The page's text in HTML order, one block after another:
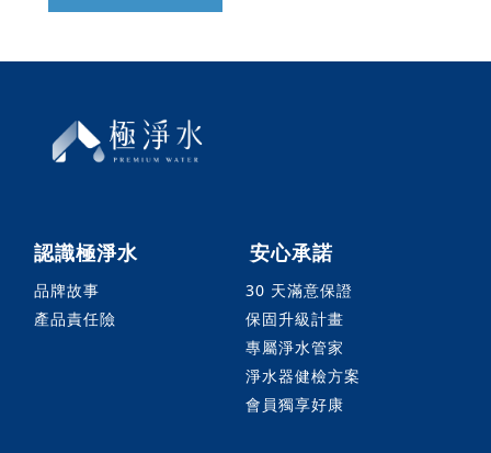
認識極淨水
品牌故事
產品責任險
安心承諾
30 天滿意保證
保固升級計畫
專屬淨水管家
淨水器健檢方案
會員獨享好康